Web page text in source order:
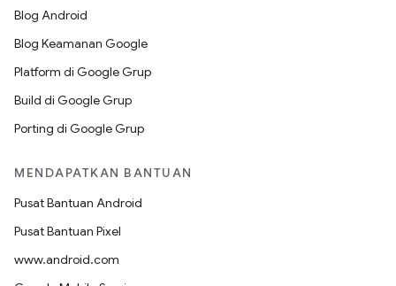
Blog Android
Blog Keamanan Google
Platform di Google Grup
Build di Google Grup
Porting di Google Grup
MENDAPATKAN BANTUAN
Pusat Bantuan Android
Pusat Bantuan Pixel
www.android.com